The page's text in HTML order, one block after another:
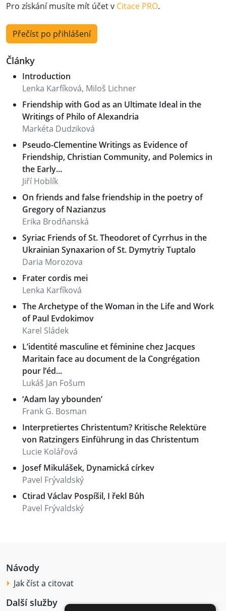
Pro získání musíte mít účet v Citace PRO.
Přečíst po přihlášení
Články
Introduction
Lenka Karfíková, Miloš Lichner
Friendship with God as an Ultimate Ideal in the
Writings of Philo of Alexandria
Markéta Dudziková
Pseudo-Clementine Writings as Evidence of
Friendship, Christian Community, and Polemics in
the Early...
Jiří Hoblík
On friends and false friendship in the poetry of
Gregory of Nazianzus
Erika Brodňanská
Syriac Friends of St. Theodoret of Cyrrhus in the
Ukrainian Synaxarion of St. Dymytriy Tuptalo
Daria Morozova
Frater cordis mei
Lenka Karfíková
The Archetype of the Woman in the Life and Work
of Paul Evdokimov
Karel Sládek
L’identité masculine et féminine chez Jacques
Maritain face au document de la Congrégation
pour l’éd...
Lukáš Jan Fošum
‘Adam lay ybounden’
Frank G. Bosman
Interpretiertes Christentum? Kritische Relektüre
von Ratzingers Einführung in das Christentum
Lucie Kolářová
Josef Mikulášek, Dynamická církev
Pavel Frývaldský
Ctirad Václav Pospíšil, I řekl Bůh
Pavel Frývaldský
Návody
Jak číst a citovat
Další služby